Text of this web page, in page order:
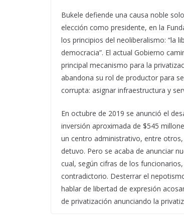
Bukele defiende una causa noble
elección como presidente, en la
los principios del neoliberalismo: “la
democracia”. El actual Gobierno
principal mecanismo para la
abandona su rol de productor para
corrupta: asignar infraestructura y
En octubre de 2019 se anunció el
inversión aproximada de $545
un centro administrativo, entre
detuvo. Pero se acaba de anunciar
cual, según cifras de los
contradictorio. Desterrar el
hablar de libertad de expresión
de privatización anunciando la